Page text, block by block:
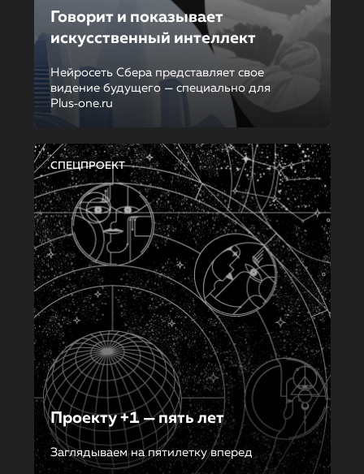
Говорит и показывает
искусственный интеллект
Нейросеть Сбера представляет свое
видение будущего — специально для
Plus‑one.ru
СПЕЦПРОЕКТ
Проекту +1 — пять лет
Заглядываем на пятилетку вперед